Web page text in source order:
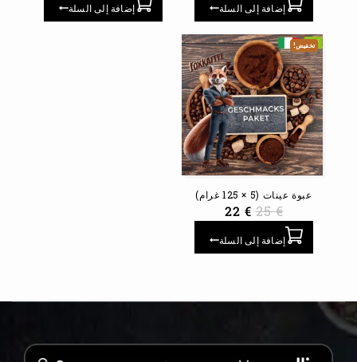
إضافة إلى السلة إضافة إلى السلة
تخفيض!
عبوة عينات (5 × 125 غرام)
25€
22 €
إضافة إلى السلة